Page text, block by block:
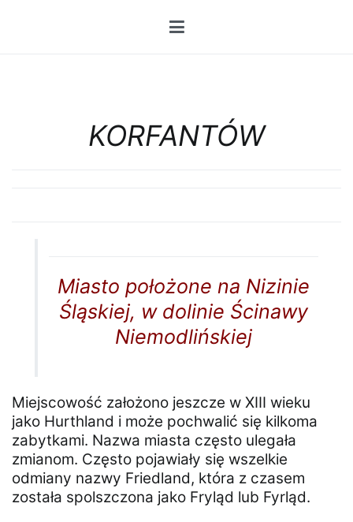
KORFANTÓW
Miasto położone na Nizinie
Śląskiej, w dolinie Ścinawy
Niemodlińskiej
Miejscowość założono jeszcze w XIII wieku
jako Hurthland i może pochwalić się kilkoma
zabytkami. Nazwa miasta często ulegała
zmianom. Często pojawiały się wszelkie
odmiany nazwy Friedland, która z czasem
została spolszczona jako Fryląd lub Fyrląd.